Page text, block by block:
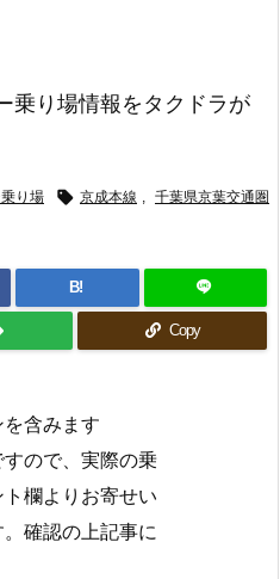
乗り場情報をタクドラが
り場  京成本線 , 千葉県京葉交通圏
B!
Copy
含みます
ので、実際の乗
欄よりお寄せい
確認の上記事に